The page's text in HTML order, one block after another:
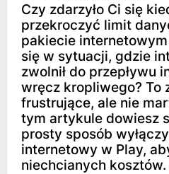
Czy zdarzyło Ci się
przekroczyć limit
pakiecie
się w sytuacji, gdzie
zwolnił do przepływu
wręcz kropliwego? To
frustrujące, ale nie
tym artykule dowiesz
prosty sposób
internetowy w Play,
niechcianych kosztów.